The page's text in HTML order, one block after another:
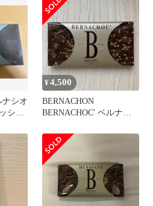
ナシオ
ョ
¥4,500
BERNACHON
BERNACHOC' ベルナシ